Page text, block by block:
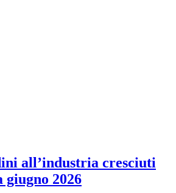
all’industria cresciuti
giugno 2026